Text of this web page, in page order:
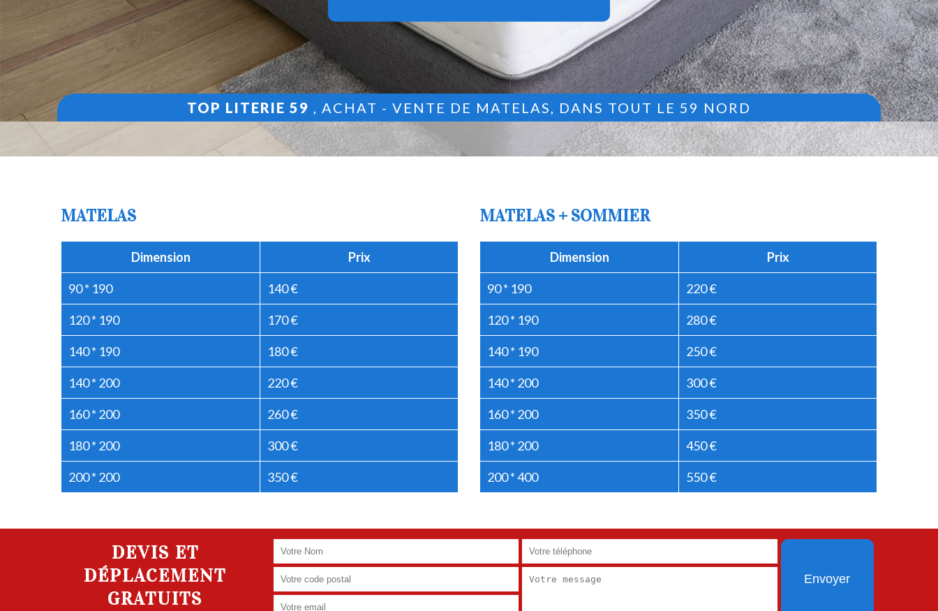
TOP LITERIE 59 , ACHAT - VENTE DE MATELAS, DANS TOUT LE 59 NORD
MATELAS
Dimension Prix
90 * 190 140 €
120 * 190 170 €
140 * 190 180 €
140 * 200 220 €
160 * 200 260 €
180 * 200 300 €
200 * 200 350 €
MATELAS + SOMMIER
Dimension Prix
90 * 190 220 €
120 * 190 280 €
140 * 190 250 €
140 * 200 300 €
160 * 200 350 €
180 * 200 450 €
200 * 400 550 €
DEVIS ET
DÉPLACEMENT
GRATUITS